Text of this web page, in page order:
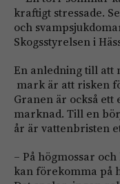
kraftigt stressade.
och
Skogsstyrelsen i
En anledning till att
mark är att risken
Granen är också
marknad. Till en
år är vattenbristen
– På högmossar
kan förekomma på